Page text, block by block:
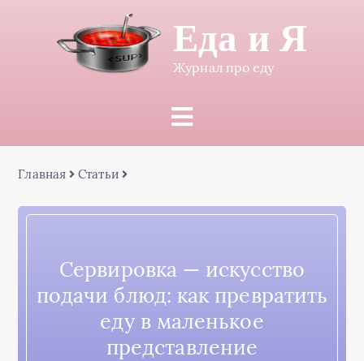
Еда и Я
Журнал про еду
Главная Статьи
Сервировка — искусство
подачи блюд: как превратить
еду в маленькое
представление